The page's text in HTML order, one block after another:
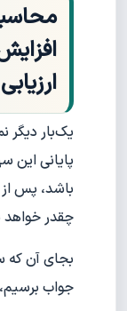
ارزیابی
یک‌بار دیگر
باشد، پس
چقدر خواهد
بجای آن که
جواب